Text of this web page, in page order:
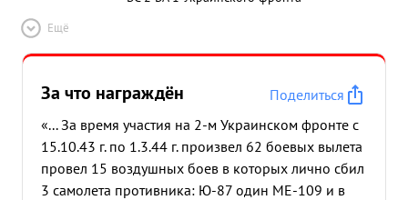
Ещё
За что награждён
Поделиться
«... За время участия на 2-м Украинском фронте с
15.10.43 г. по 1.3.44 г. произвел 62 боевых вылета
провел 15 воздушных боев в которых лично сбил
3 самолета противника: Ю-87 один МЕ-109 и в